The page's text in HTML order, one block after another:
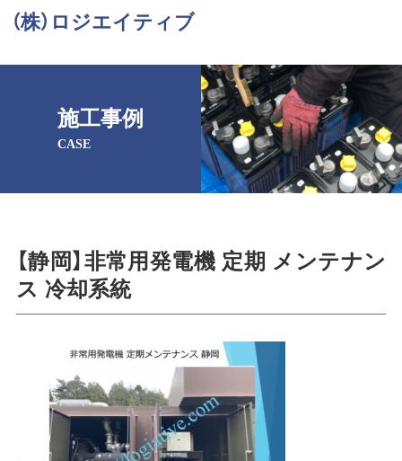
（株）ロジエイティブ
施工事例
CASE
【静岡】非常用発電機 定期 メンテナン
ス 冷却系統